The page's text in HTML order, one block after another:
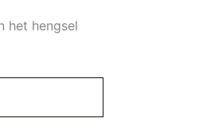
het hengsel